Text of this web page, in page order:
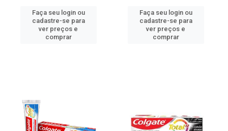
Faça seu login ou
cadastre-se para
ver preços e
comprar
Faça seu login ou
cadastre-se para
ver preços e
comprar